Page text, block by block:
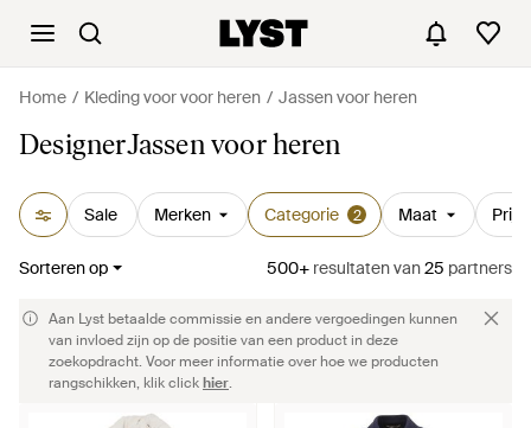
Home Kleding voor voor heren Jassen voor heren
DesignerJassen voor heren
Sale Merken Categorie 2 Maat Prijs
Sorteren op 500+ resultatenvan25 partners
Aan Lyst betaalde commissie en andere vergoedingen kunnen
van invloed zijn op de positie van een product in deze
zoekopdracht. Voor meer informatie over hoe we producten
rangschikken, klik clickhier.